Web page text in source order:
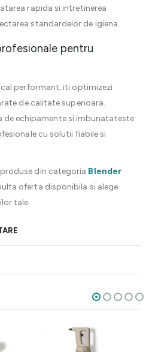
rapida si intretinerea
standardelor de igiena.
pentru
performant, iti optimizezi
de calitate superioara.
echipamente si imbunatateste
cu solutii fiabile si
din categoria Blender
oferta disponibila si alege
tale.